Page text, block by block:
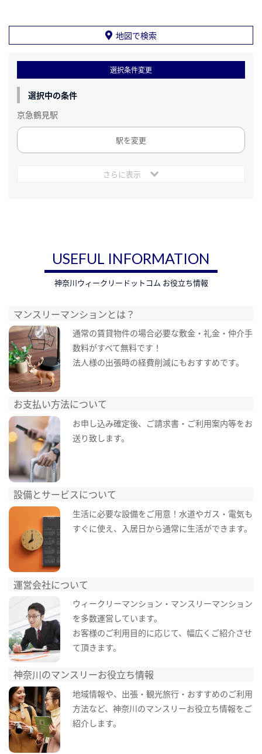
地図で検索
選択条件変更
選択中の条件
京急鶴見駅
駅を変更
さらに表示
USEFUL INFORMATION
神奈川ウィークリードットコム お役立ち情報
マンスリーマンションとは？
通常の賃貸物件の場合必要な敷金・礼金・仲介手
数料がすべて無料です！
法人様の出張時の経費削減にもおすすめです。
お支払い方法について
お申し込み確定後、ご請求書・ご利用案内等をお
送り致します。
設備とサービスについて
生活に必要な設備をご用意！水道やガス・電気も
すぐに使え、入居日から通常に生活ができます。
運営会社について
ウィークリーマンション・マンスリーマンション
を多数運営しています。
お客様のご利用目的に応じて、幅広くご紹介させ
て頂きます。
神奈川のマンスリーお役立ち情報
地域情報や、出張・観光旅行・おすすめのご利用
方法など、神奈川のマンスリーお役立ち情報をご
紹介します。